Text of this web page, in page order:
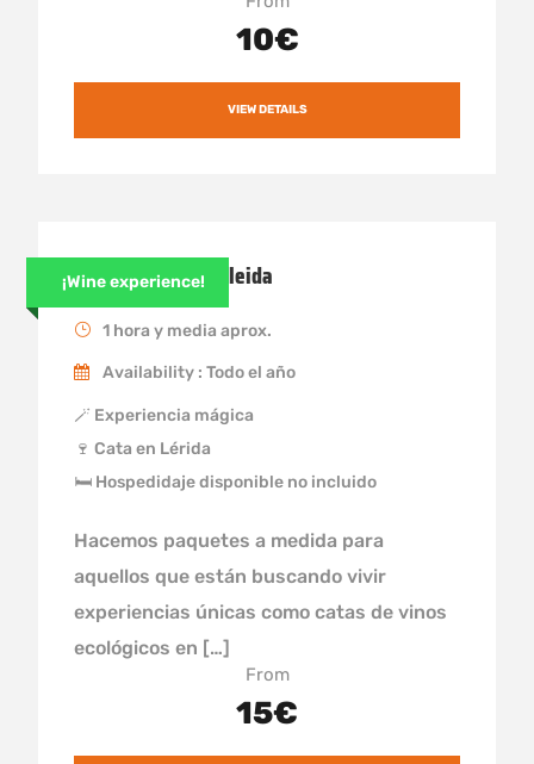
10€
VIEW DETAILS
¡Wine experience!
Cata de vinos en Lleida
1 hora y media aprox.
Availability : Todo el año
🪄 Experiencia mágica
🍷 Cata en Lérida
🛏 Hospedidaje disponible no incluido
Hacemos paquetes a medida para
aquellos que están buscando vivir
experiencias únicas como catas de vinos
ecológicos en […]
From
15€